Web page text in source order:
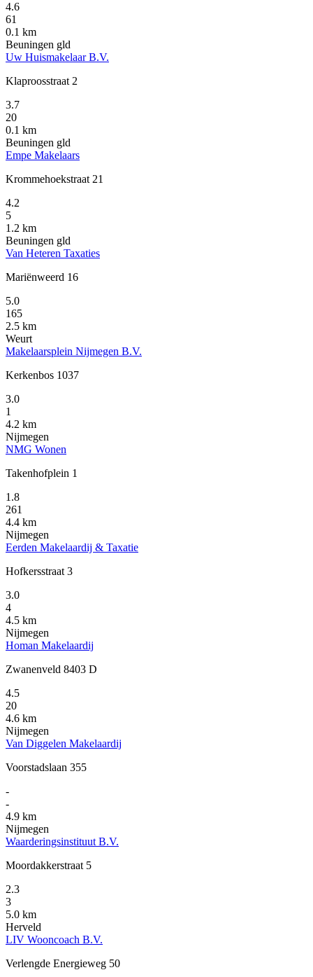
4.6
61
0.1 km
Beuningen gld
Uw Huismakelaar B.V.
Klaproosstraat 2
3.7
20
0.1 km
Beuningen gld
Empe Makelaars
Krommehoekstraat 21
4.2
5
1.2 km
Beuningen gld
Van Heteren Taxaties
Mariënweerd 16
5.0
165
2.5 km
Weurt
Makelaarsplein Nijmegen B.V.
Kerkenbos 1037
3.0
1
4.2 km
Nijmegen
NMG Wonen
Takenhofplein 1
1.8
261
4.4 km
Nijmegen
Eerden Makelaardij & Taxatie
Hofkersstraat 3
3.0
4
4.5 km
Nijmegen
Homan Makelaardij
Zwanenveld 8403 D
4.5
20
4.6 km
Nijmegen
Van Diggelen Makelaardij
Voorstadslaan 355
-
-
4.9 km
Nijmegen
Waarderingsinstituut B.V.
Moordakkerstraat 5
2.3
3
5.0 km
Herveld
LIV Wooncoach B.V.
Verlengde Energieweg 50